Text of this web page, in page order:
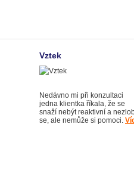
Vztek
Nedávno mi při konzultaci
jedna klientka říkala, že se
snaží nebýt reaktivní a
se, ale nemůže si pomoci.